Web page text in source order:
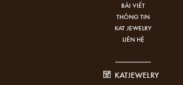
BÀI VIẾT
THÔNG TIN
KAT JEWELRY
LIÊN HỆ
KATJEWELRY